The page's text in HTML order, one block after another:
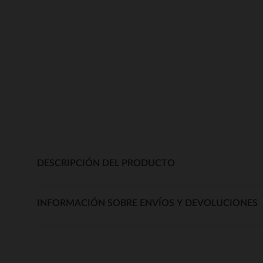
DESCRIPCIÓN DEL PRODUCTO
INFORMACIÓN SOBRE ENVÍOS Y DEVOLUCIONES